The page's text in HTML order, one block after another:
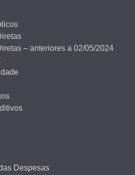
– anteriores a 02/05/2024
Despesas